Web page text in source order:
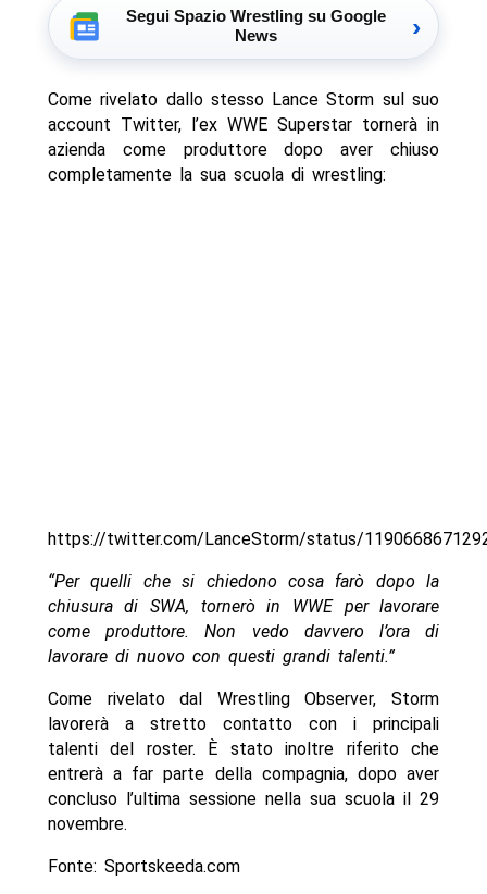
Segui Spazio Wrestling su Google
News
›
Come rivelato dallo stesso Lance Storm sul suo
account Twitter, l’ex WWE Superstar tornerà in
azienda come produttore dopo aver chiuso
completamente la sua scuola di wrestling:
https://twitter.com/LanceStorm/status/
“Per quelli che si chiedono cosa farò dopo la
chiusura di SWA, tornerò in WWE per lavorare
come produttore. Non vedo davvero l’ora di
lavorare di nuovo con questi grandi talenti.”
Come rivelato dal Wrestling Observer, Storm
lavorerà a stretto contatto con i principali
talenti del roster. È stato inoltre riferito che
entrerà a far parte della compagnia, dopo aver
concluso l’ultima sessione nella sua scuola il 29
novembre.
Fonte: Sportskeeda.com